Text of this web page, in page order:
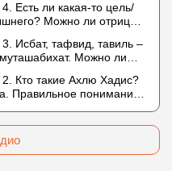
Есть ли какая-то цель/
Можно ли отрицать
Концепция ибн
Исбат, тафвид, тавиль –
Можно ли
сифата «биля кейфа»
Кто такие Ахлю Хадис?
Правильное понимание